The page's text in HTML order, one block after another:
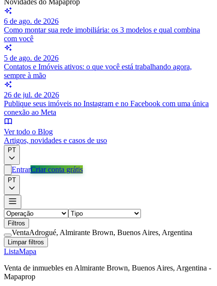
Novidades do Mapaprop
6 de ago. de 2026
Como montar sua rede imobiliária: os 3 modelos e qual combina
com você
5 de ago. de 2026
Contatos e Imóveis ativos: o que você está trabalhando agora,
sempre à mão
26 de jul. de 2026
Publique seus imóveis no Instagram e no Facebook com uma única
conexão ao Meta
Ver todo o Blog
Artigos, novidades e casos de uso
PT
EntrarCriar conta grátis
PT
Filtros
VentaAdrogué, Almirante Brown, Buenos Aires, Argentina
Limpar filtros
ListaMapa
Venta de inmuebles en Almirante Brown, Buenos Aires, Argentina -
Mapaprop